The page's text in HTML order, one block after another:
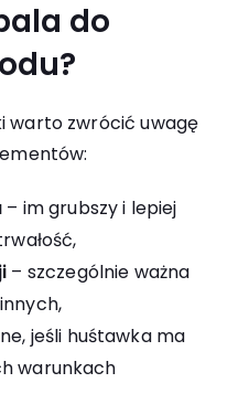
do
warto zwrócić uwagę
– im grubszy i lepiej
– szczególnie ważna
jeśli huśtawka ma
warunkach